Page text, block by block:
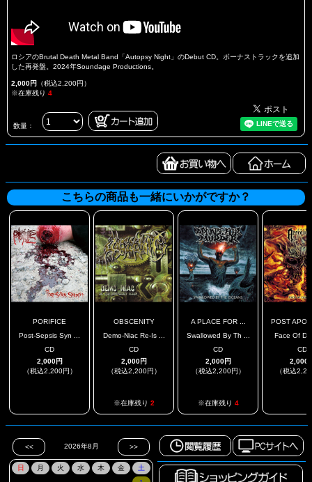
ロシアのBrutal Death Metal Band「Autopsy Night」のDebut CD。ボーナストラックを追加
した再発盤。2024年Soundage Productions。
2,000円 （税込2,200円）
※在庫残り 4
数量：
こちらの商品も一緒にいかがですか？
PORIFICE
Post-Sepsis Syn ...
CD
2,000円
（税込2,200円）
OBSCENITY
Demo-Niac Re-Is ...
CD
2,000円
（税込2,200円）
※在庫残り 2
A PLACE FOR ...
Swallowed By Th ...
CD
2,000円
（税込2,200円）
※在庫残り 4
POST
Face Of
CD
2,000
（税込